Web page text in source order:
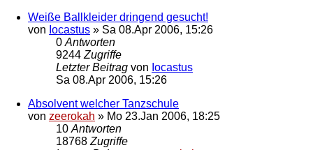
Weiße Ballkleider dringend gesucht!
von Iocastus » Sa 08.Apr 2006, 15:26
0 Antworten
9244 Zugriffe
Letzter Beitrag von Iocastus
Sa 08.Apr 2006, 15:26
Absolvent welcher Tanzschule
von zeerokah » Mo 23.Jan 2006, 18:25
10 Antworten
18768 Zugriffe